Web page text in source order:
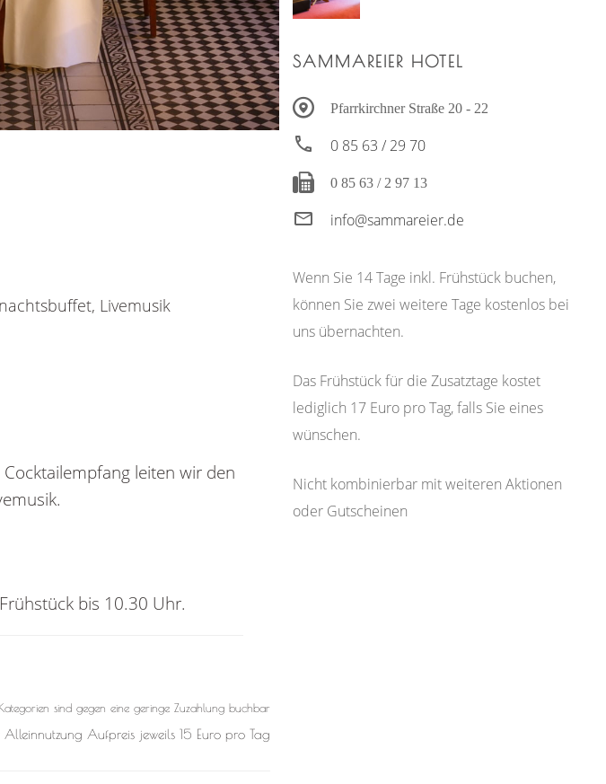
Livemusik
leiten wir den
bis 10.30 Uhr.
sind gegen eine geringe Zuzahlung buchbar
Alleinnutzung Aufpreis jeweils 15 Euro pro Tag
SAMMAREIER HOTEL
Pfarrkirchner Straße 20 - 22
0 85 63 / 29 70
0 85 63 / 2 97 13
info@sammareier.de
Wenn Sie 14 Tage inkl. Frühstück buchen,
können Sie zwei weitere Tage kostenlos bei
uns übernachten.
Das Frühstück für die Zusatztage kostet
lediglich 17 Euro pro Tag, falls Sie eines
wünschen.
Nicht kombinierbar mit weiteren Aktionen
oder Gutscheinen